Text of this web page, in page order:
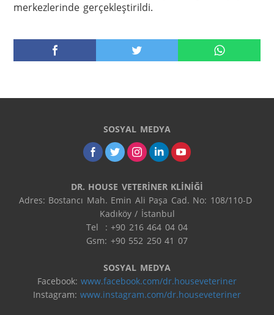
merkezlerinde gerçekleştirildi.
SOSYAL MEDYA
DR. HOUSE VETERİNER KLİNİĞİ
Adres: Bostancı Mah. Emin Ali Paşa Cad. No: 108/110-D
Kadıköy / İstanbul
Tel  : +90 216 464 04 04
Gsm: +90 552 250 41 07
SOSYAL MEDYA
Facebook: www.facebook.com/dr.houseveteriner
Instagram: www.instagram.com/dr.houseveteriner